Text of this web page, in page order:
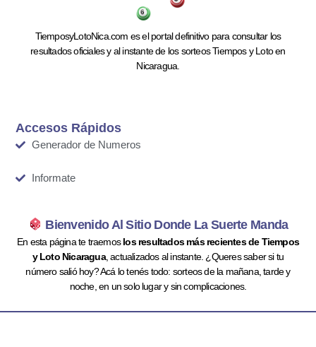
TiemposyLotoNica.com es el portal definitivo para consultar los
resultados oficiales y al instante de los sorteos Tiempos y Loto en
Nicaragua.
Accesos Rápidos
Generador de Numeros
Informate
Bienvenido Al Sitio Donde La Suerte Manda
En esta página te traemoslos resultados más recientes de Tiempos
y Loto Nicaragua, actualizados al instante. ¿Queres saber si tu
número salió hoy? Acá lo tenés todo: sorteos de la mañana, tarde y
noche, en un solo lugar y sin complicaciones.